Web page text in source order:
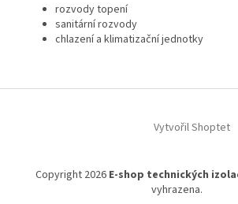
rozvody topení
sanitární rozvody
chlazení a klimatizační jednotky
Vytvořil Shoptet
Copyright 2026 E-shop technických
vyhrazena.